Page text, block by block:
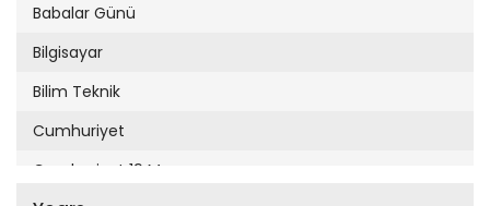
Babalar Günü
Bilgisayar
Bilim Teknik
Cumhuriyet
Cumhuriyet 19 Mayıs